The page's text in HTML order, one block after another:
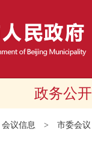
政务公开
会议信息 > 市委会议